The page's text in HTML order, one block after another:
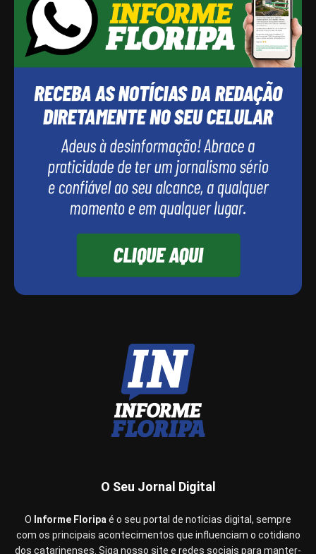
O Seu Jornal Digital
O Informe Floripa é o seu portal de notícias digital, sempre
com os principais acontecimentos que influenciam o cotidiano
dos catarinenses. Siga nosso site e redes sociais para manter-